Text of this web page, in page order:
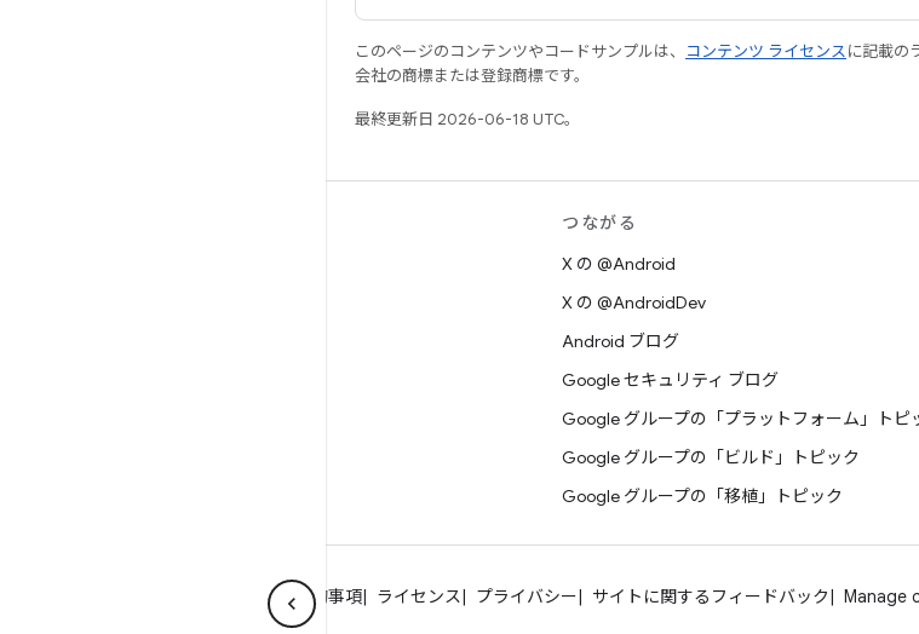
このページのコンテンツやコードサンプルは、 コンテンツ ライセンスに記載の
会社の商標または登録商標です。
最終更新日 2026-06-18 UTC。
つながる
X の @Android
X の @AndroidDev
Android ブログ
Google セキュリティ ブログ
Google グループの「プラットフォーム」トピ
Google グループの「ビルド」トピック
Google グループの「移植」トピック
コミュニティ 法的事項 ライセンス プライバシー サイトに関するフィードバック Manage